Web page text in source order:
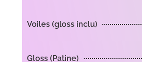
Voiles (gloss inclu)
Gloss (Patine)